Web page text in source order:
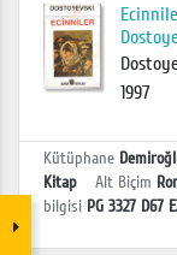
1997
Kütüphane
Kitap
Alt Biçim
bilgisi PG 3327 D67